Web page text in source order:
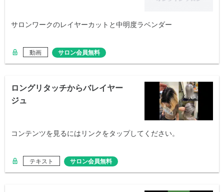
サロンワークのレイヤーカットと中明度ラベンダー
動画 サロン会員無料
ロングリタッチからバレイヤー
ジュ
コンテンツを見るにはリンクをタップしてください。
テキスト サロン会員無料